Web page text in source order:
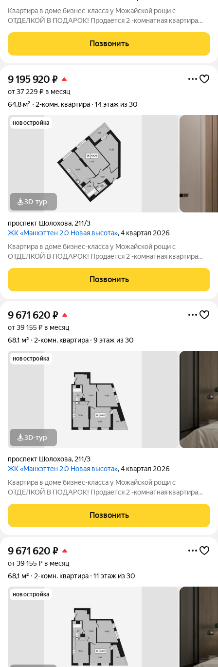
Квартира в доме бизнес-класса у Можайской рощи с
ОТДЕЛКОЙ В ПОДАРОК! Продается 2 -комнатная квартира
Шолохова 211/3. Дом расположен прямо у Можайской рощи
Позвонить
9 195 920 ₽
от 37 229 ₽ в месяц
64,8 м²
2-комн. квартира 14 этаж из 30
новостройка
3D-тур
проспект Шолохова, 211/3
ЖК «Манхэттен 2.0 Новая высота», 4 квартал 2026
Квартира в доме бизнес-класса у Можайской рощи с
ОТДЕЛКОЙ В ПОДАРОК! Продается 2 -комнатная квартира
Шолохова 211/3. Дом расположен прямо у Можайской рощи
Позвонить
9 671 620 ₽
от 39 155 ₽ в месяц
68,1 м²
2-комн. квартира 9 этаж из 30
новостройка
3D-тур
проспект Шолохова, 211/3
ЖК «Манхэттен 2.0 Новая высота», 4 квартал 2026
Квартира в доме бизнес-класса у Можайской рощи с
ОТДЕЛКОЙ В ПОДАРОК! Продается 2 -комнатная квартира
Шолохова 211/3. Дом расположен прямо у Можайской рощи
Позвонить
9 671 620 ₽
от 39 155 ₽ в месяц
68,1 м²
2-комн. квартира 11 этаж из 30
новостройка